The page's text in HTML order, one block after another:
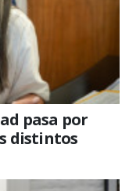
pasa por
distintos